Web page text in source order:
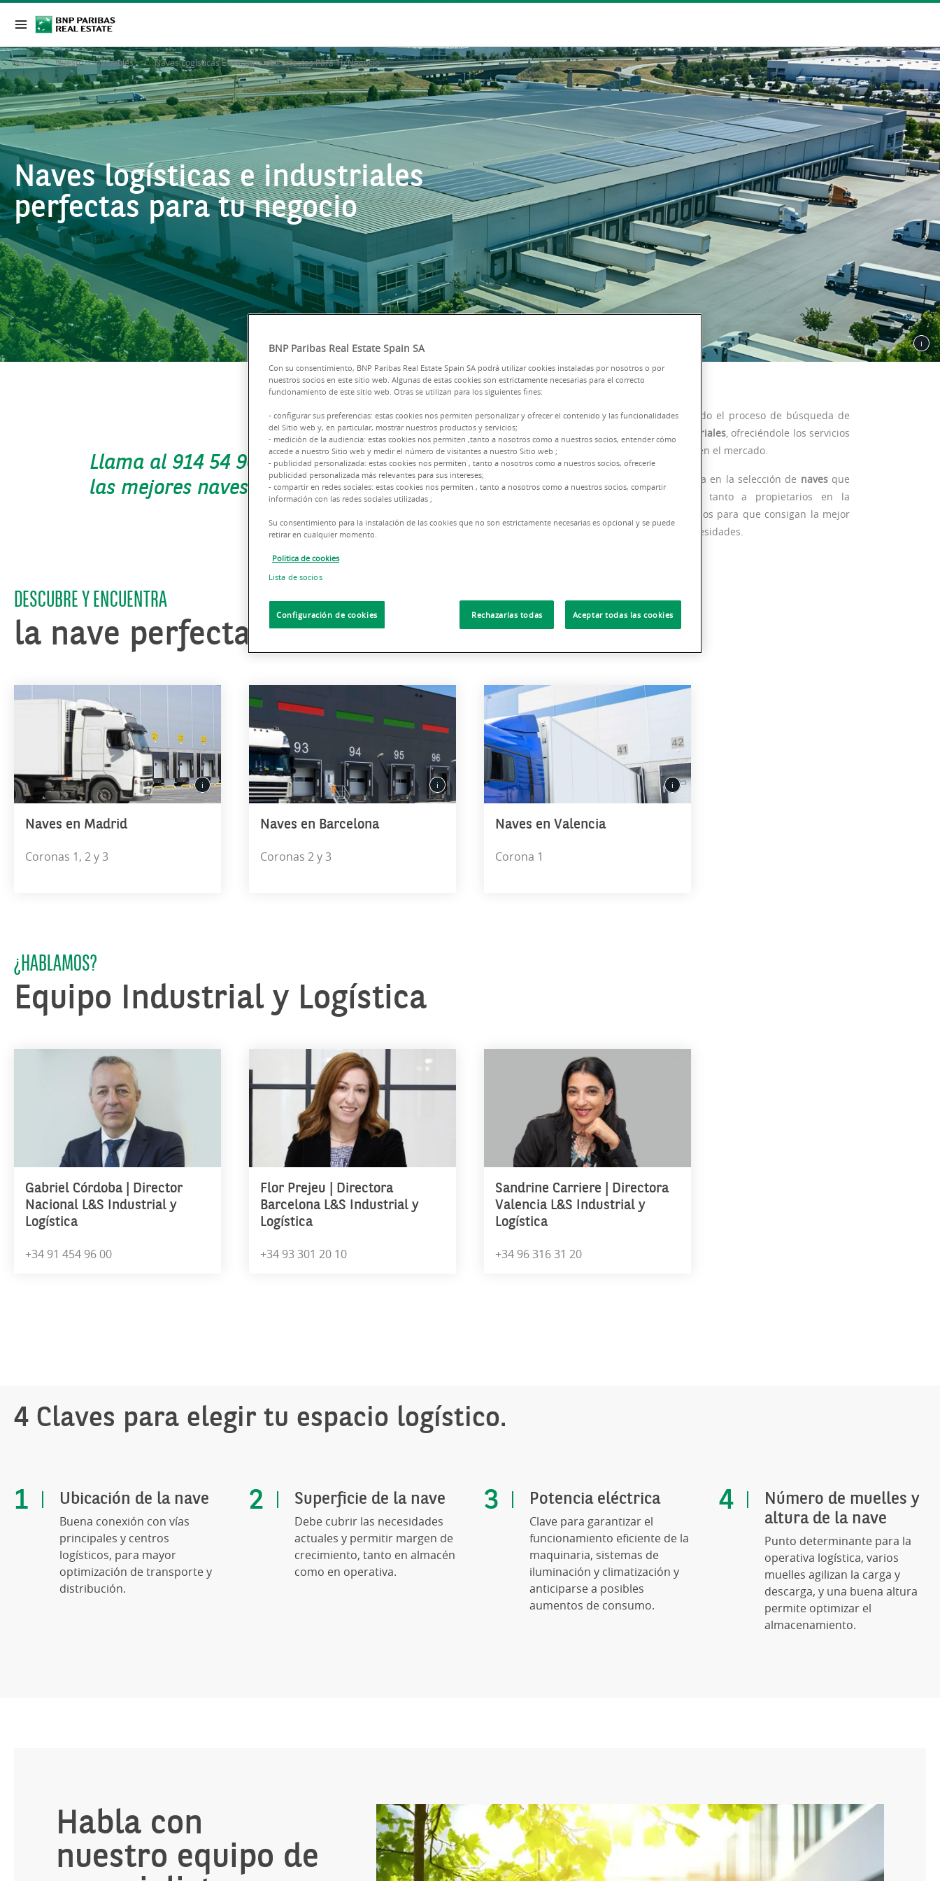
Home Nuestros Inmuebles Naves Logísticas E Industriales Perfectas Para Tu Negocio
Naves logísticas e industriales
perfectas para tu negocio
Ayudamos apropietariosyusuariosdurante todo el proceso de búsqueda de
espacios, naves y plataformas logísticas e industriales, ofreciéndole los servicios
más completos gracias a nuestro gran expertise en el mercado.
Nuestro equipo de acompaña y asesora en la selección de naves que
mejor se adecúen a su negocio, ayudando tanto a propietarios en la
comercialización de sus espacios, como a usuarios para que consigan la mejor
que se adapten a sus necesidades.
Llama al 914 54 96 00 y descubre
las mejores naves
DESCUBRE Y ENCUENTRA
la nave perfecta para tu negocio
Naves en Madrid
Coronas 1, 2 y 3
Naves en Barcelona
Coronas 2 y 3
Naves en Valencia
Corona 1
¿HABLAMOS?
Equipo Industrial y Logística
Gabriel Córdoba | Director
Nacional L&S Industrial y
Logística
+34 91 454 96 00
Flor Prejeu | Directora
Barcelona L&S Industrial y
Logística
+34 93 301 20 10
Sandrine Carriere | Directora
Valencia L&S Industrial y
Logística
+34 96 316 31 20
4 Claves para elegir tu espacio logístico.
Ubicación de la nave
Buena conexión con vías
principales y centros
logísticos, para mayor
optimización de transporte y
distribución.
Superficie de la nave
Debe cubrir las necesidades
actuales y permitir margen de
crecimiento, tanto en almacén
como en operativa.
Potencia eléctrica
Clave para garantizar el
funcionamiento eficiente de la
maquinaria, sistemas de
iluminación y climatización y
anticiparse a posibles
aumentos de consumo.
Número de muelles y
altura de la nave
Punto determinante para la
operativa logística, varios
muelles agilizan la carga y
descarga, y una buena altura
permite optimizar el
almacenamiento.
Habla con
nuestro equipo de
BNP Paribas Real Estate Spain SA
Con su consentimiento, BNP Paribas Real Estate Spain SA podrá utilizar cookies instaladas por nosotros o por
nuestros socios en este sitio web. Algunas de estas cookies son estrictamente necesarias para el correcto
funcionamiento de este sitio web. Otras se utilizan para los siguientes fines:
- configurar sus preferencias: estas cookies nos permiten personalizar y ofrecer el contenido y las funcionalidades
del Sitio web y, en particular, mostrar nuestros productos y servicios;
- medición de la audiencia: estas cookies nos permiten ,tanto a nosotros como a nuestros socios, entender cómo
accede a nuestro Sitio web y medir el número de visitantes a nuestro Sitio web ;
- publicidad personalizada: estas cookies nos permiten , tanto a nosotros como a nuestros socios, ofrecerle
publicidad personalizada más relevantes para sus intereses;
- compartir en redes sociales: estas cookies nos permiten , tanto a nosotros como a nuestros socios, compartir
información con las redes sociales utilizadas ;
Su consentimiento para la instalación de las cookies que no son estrictamente necesarias es opcional y se puede
retirar en cualquier momento.
Politica de cookies
Lista de socios
Configuración de cookies Rechazarlas todas Aceptar todas las cookies